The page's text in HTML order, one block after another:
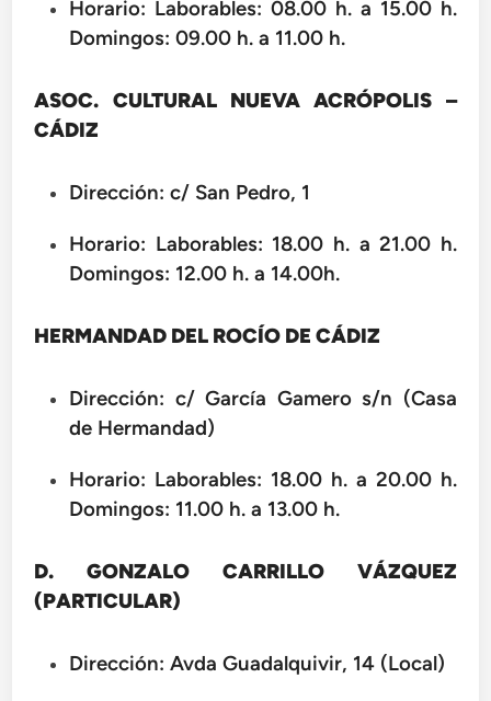
Horario: Laborables: 08.00 h. a 15.00 h.
Domingos: 09.00 h. a 11.00 h.
ASOC. CULTURAL NUEVA ACRÓPOLIS –
CÁDIZ
Dirección: c/ San Pedro, 1
Horario: Laborables: 18.00 h. a 21.00 h.
Domingos: 12.00 h. a 14.00h.
HERMANDAD DEL ROCÍO DE CÁDIZ
Dirección: c/ García Gamero s/n (Casa
de Hermandad)
Horario: Laborables: 18.00 h. a 20.00 h.
Domingos: 11.00 h. a 13.00 h.
D. GONZALO CARRILLO VÁZQUEZ
(PARTICULAR)
Dirección: Avda Guadalquivir, 14 (Local)